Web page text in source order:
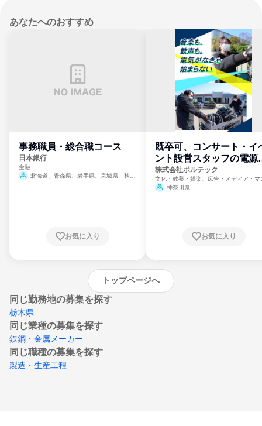
あなたへのおすすめ
事務職員・総合職コース
日本銀行
金融
北海道、青森県、岩手県、宮城県、秋田
崎県、熊本県、大分県、宮崎県、鹿児島県、
お気に入り
既卒可、コンサート・イ
ント設営スタッフの電源
門
株式会社ボルテック
文化・教養・娯楽、広告・メディア・マ
ミ、電力・ガス・水道・エネルギー
神奈川県
お気に入り
トップページへ
同じ勤務地の募集を探す
栃木県
同じ業種の募集を探す
鉄鋼・金属メーカー
同じ職種の募集を探す
製造・生産工程